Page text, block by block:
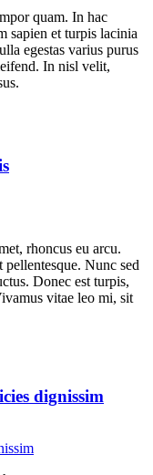
quam. In hac
sapien et turpis lacinia
egestas varius purus
In nisl velit,
rhoncus eu arcu.
pellentesque. Nunc sed
Donec est turpis,
vitae leo mi, sit
dignissim